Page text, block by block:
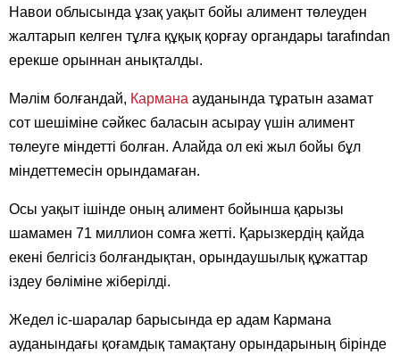
Навои облысында ұзақ уақыт бойы алимент төлеуден
жалтарып келген тұлға құқық қорғау органдары tarafından
ерекше орыннан анықталды.
Мәлім болғандай, Кармана ауданында тұратын азамат
сот шешіміне сәйкес баласын асырау үшін алимент
төлеуге міндетті болған. Алайда ол екі жыл бойы бұл
міндеттемесін орындамаған.
Осы уақыт ішінде оның алимент бойынша қарызы
шамамен 71 миллион сомға жетті. Қарызкердің қайда
екені белгісіз болғандықтан, орындаушылық құжаттар
іздеу бөліміне жіберілді.
Жедел іс-шаралар барысында ер адам Кармана
ауданындағы қоғамдық тамақтану орындарының бірінде